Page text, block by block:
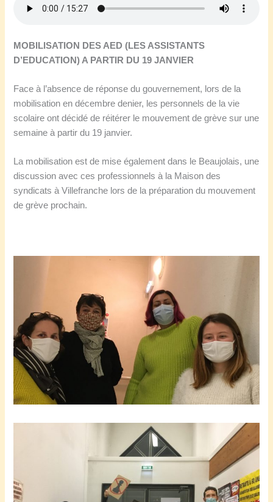
MOBILISATION DES AED (LES ASSISTANTS
D’EDUCATION) A PARTIR DU 19 JANVIER
Face à l’absence de réponse du gouvernement, lors de la
mobilisation en décembre denier, les personnels de la vie
scolaire ont décidé de réitérer le mouvement de grève sur une
semaine à partir du 19 janvier.
La mobilisation est de mise également dans le Beaujolais, une
discussion avec ces professionnels à la Maison des
syndicats à Villefranche lors de la préparation du mouvement
de grève prochain.